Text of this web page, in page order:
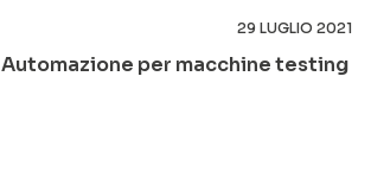
29 LUGLIO 2021
Automazione per macchine testing